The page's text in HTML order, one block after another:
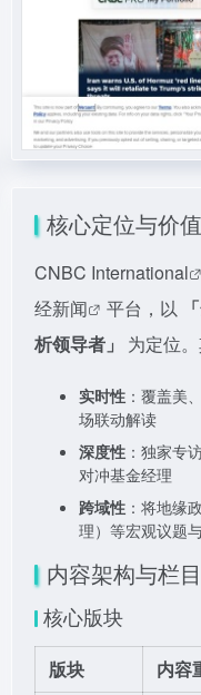
核心定位与价
CNBC International
经新闻
平台，以
析领导者」
为定位
实时性 ：覆盖美
场联动解读
深度性 ：独家专
对冲基金经理
跨域性 ：将地缘
理）等宏观议题
内容架构与栏
核心版块
版块 内容